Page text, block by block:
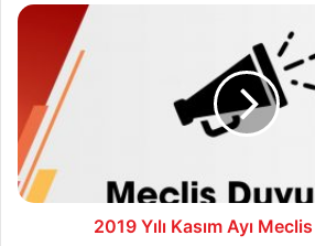
2019
Meclis
Toplantısı
2019 Yılı Kasım Ayı